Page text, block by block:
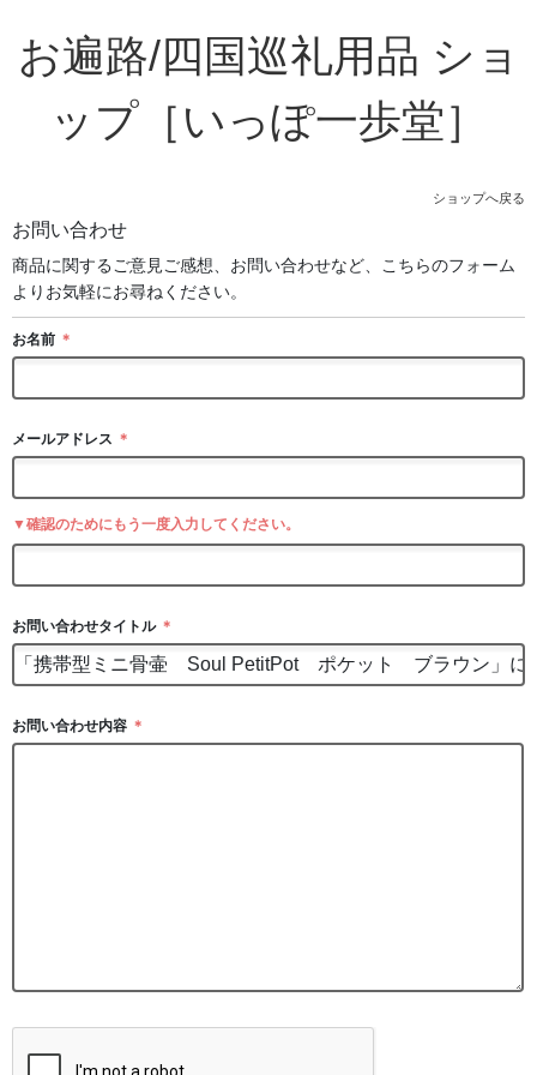
お遍路/四国巡礼用品 ショ
ップ［いっぽ一歩堂］
ショップへ戻る
お問い合わせ
商品に関するご意見ご感想、お問い合わせなど、こちらのフォーム
よりお気軽にお尋ねください。
お名前 ＊
メールアドレス ＊
▼確認のためにもう一度入力してください。
お問い合わせタイトル ＊
お問い合わせ内容 ＊